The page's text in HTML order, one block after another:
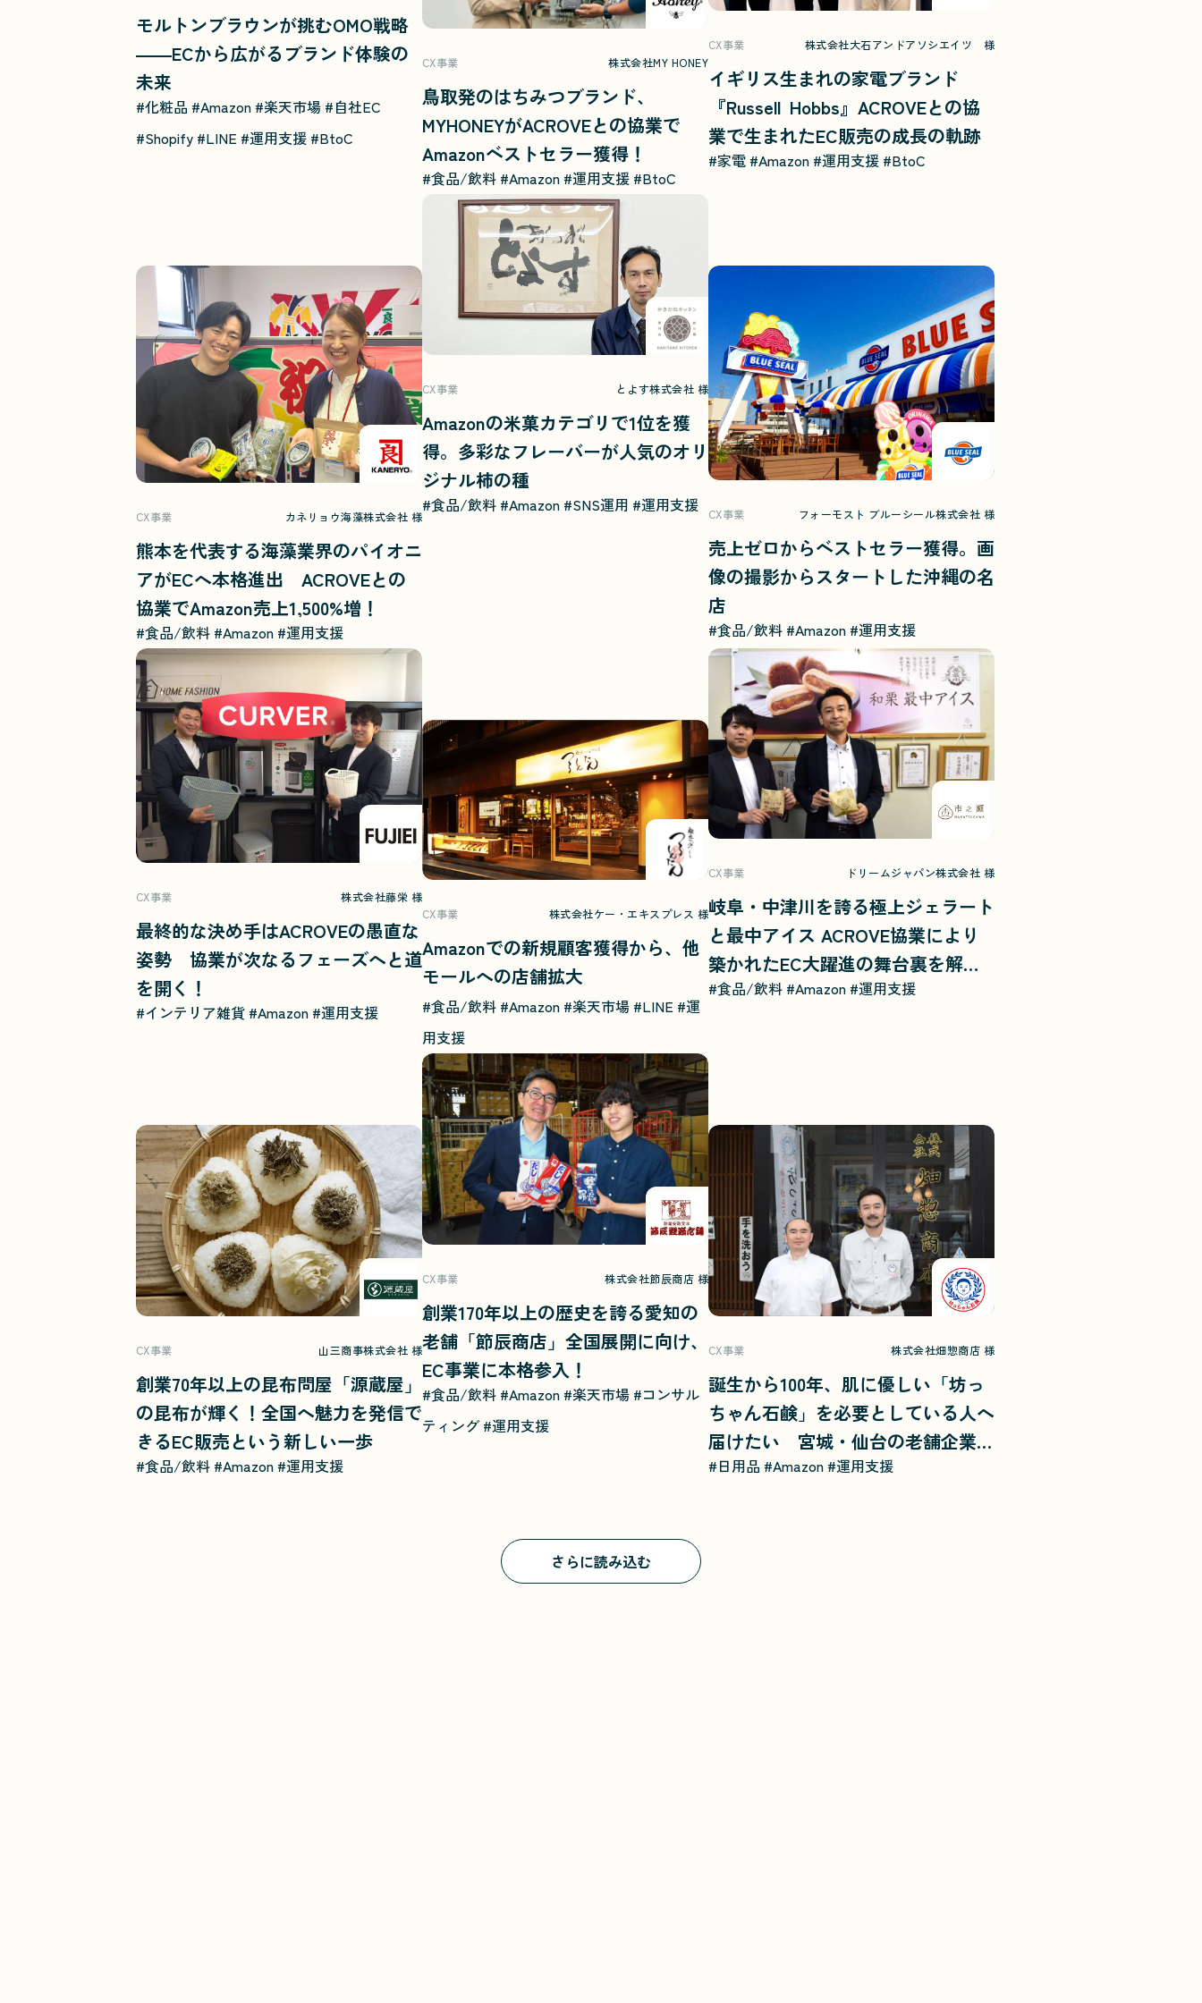
モルトンブラウンが挑むOMO戦略
――ECから広がるブランド体験の
未来
#化粧品 #Amazon #楽天市場 #自社EC
#Shopify #LINE #運用支援 #BtoC
CX事業 株式会社MY HONEY
鳥取発のはちみつブランド、
MYHONEYがACROVEとの協業で
Amazonベストセラー獲得！
#食品/飲料 #Amazon #運用支援 #BtoC
CX事業 株式会社大石アンドアソシエイツ 様
イギリス生まれの家電ブランド
『Russell Hobbs』ACROVEとの協
業で生まれたEC販売の成長の軌跡
#家電 #Amazon #運用支援 #BtoC
CX事業 カネリョウ海藻株式会社 様
熊本を代表する海藻業界のパイオニ
アがECへ本格進出 ACROVEとの
協業でAmazon売上1,500%増！
#食品/飲料 #Amazon #運用支援
CX事業 とよす株式会社 様
Amazonの米菓カテゴリで1位を獲
得。多彩なフレーバーが人気のオリ
ジナル柿の種
#食品/飲料 #Amazon #SNS運用 #運用支援 CX事業 フォーモスト ブルーシール株式会社 様
売上ゼロからベストセラー獲得。画
像の撮影からスタートした沖縄の名
店
#食品/飲料 #Amazon #運用支援
CX事業 株式会社藤栄 様
最終的な決め手はACROVEの愚直な
姿勢 協業が次なるフェーズへと道
を開く！
#インテリア雑貨 #Amazon #運用支援
CX事業 株式会社ケー・エキスプレス 様
Amazonでの新規顧客獲得から、他
モールへの店舗拡大
#食品/飲料 #Amazon #楽天市場 #LINE #運
用支援
CX事業 ドリームジャパン株式会社 様
岐阜・中津川を誇る極上ジェラート
と最中アイス ACROVE協業により
築かれたEC大躍進の舞台裏を解
説！
#食品/飲料 #Amazon #運用支援
CX事業 山三商事株式会社 様
創業70年以上の昆布問屋「源蔵屋」
の昆布が輝く！全国へ魅力を発信で
きるEC販売という新しい一歩
#食品/飲料 #Amazon #運用支援
CX事業 株式会社節辰商店 様
創業170年以上の歴史を誇る愛知の
老舗「節辰商店」全国展開に向け、
EC事業に本格参入！
#食品/飲料 #Amazon #楽天市場 #コンサル
ティング#運用支援
CX事業 株式会社畑惣商店 様
誕生から100年、肌に優しい「坊っ
ちゃん石鹸」を必要としている人へ
届けたい 宮城・仙台の老舗企業が
ACROVEとの協業で生み出したシナ
#日用品 #Amazon #運用支援
さらに読み込む